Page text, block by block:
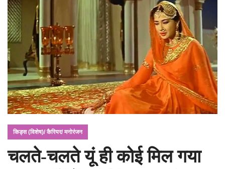
किड्स (विशेष)/ कैरियर/ मनोरंजन
चलते-चलते यूं ही कोई मिल गया